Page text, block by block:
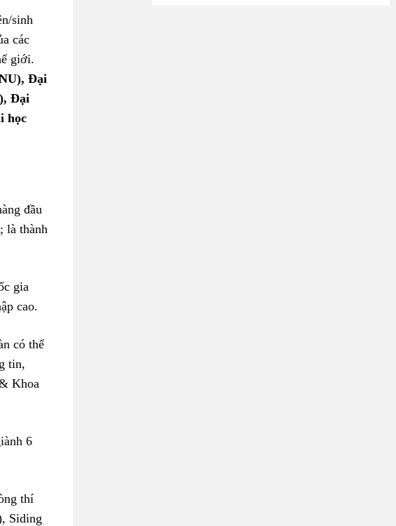
sinh
các
giới.
Đại
Đại
học
đầu
là thành
gia
cao.
có thể
tin,
Khoa
6
thí
Siding